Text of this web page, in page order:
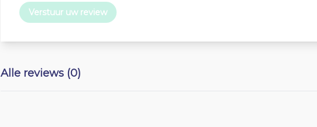
Verstuur uw review
Alle reviews (0)